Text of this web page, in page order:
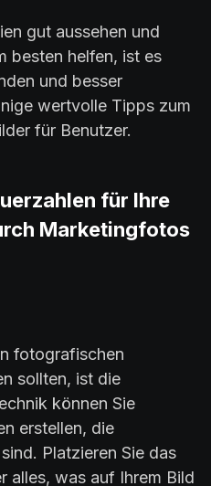
gut aussehen und
besten helfen, ist es
und besser
wertvolle Tipps zum
für Benutzer.
für Ihre
Marketingfotos
fotografischen
sollten, ist die
können Sie
erstellen, die
Platzieren Sie das
alles, was auf Ihrem Bild